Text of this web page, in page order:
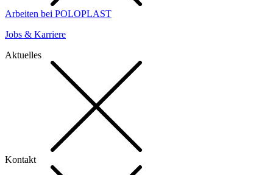
Arbeiten bei POLOPLAST
Jobs & Karriere
Aktuelles
Kontakt